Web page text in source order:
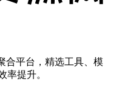
合平台，精选工具、模
率提升。